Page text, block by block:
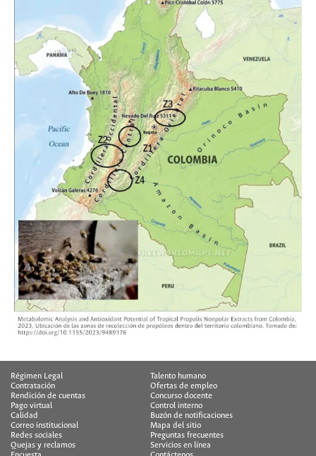
Régimen Legal
Talento humano
Contratación
Ofertas de empleo
Rendición de cuentas
Concurso docente
Pago virtual
Control interno
Calidad
Buzón de notificaciones
Correo institucional
Mapa del sitio
Redes sociales
Preguntas frecuentes
Quejas y reclamos
Servicios en línea